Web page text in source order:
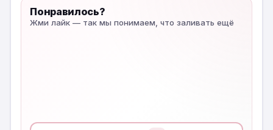
Понравилось?
Жми лайк — так мы понимаем, что заливать ещё